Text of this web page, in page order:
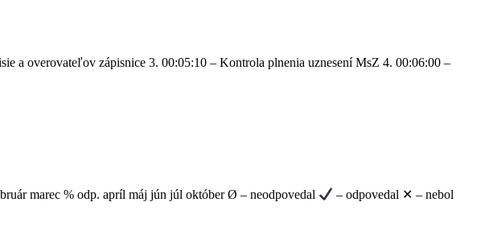
a overovateľov zápisnice 3. 00:05:10 – Kontrola plnenia uznesení MsZ 4. 00:06:00 –
marec % odp. apríl máj jún júl október Ø – neodpovedal
– odpovedal ✕ – nebol